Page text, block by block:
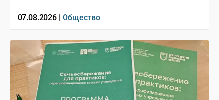
07.08.2026 | Общество